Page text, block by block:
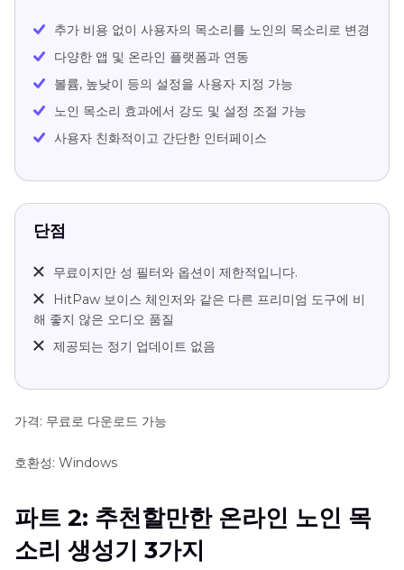
추가 비용 없이 사용자의 목소리를 노인의 목소리로 변경
다양한 앱 및 온라인 플랫폼과 연동
볼륨, 높낮이 등의 설정을 사용자 지정 가능
노인 목소리 효과에서 강도 및 설정 조절 가능
사용자 친화적이고 간단한 인터페이스
단점
무료이지만 성 필터와 옵션이 제한적입니다.
HitPaw 보이스 체인저와 같은 다른 프리미엄 도구에 비
해 좋지 않은 오디오 품질
제공되는 정기 업데이트 없음
가격: 무료로 다운로드 가능
호환성: Windows
파트 2: 추천할만한 온라인 노인 목
소리 생성기 3가지